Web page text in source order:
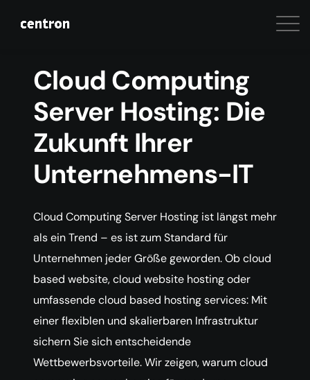
Cloud Computing
Server Hosting: Die
Zukunft Ihrer
Unternehmens-IT
Cloud Computing Server Hosting ist längst mehr
als ein Trend – es ist zum Standard für
Unternehmen jeder Größe geworden. Ob cloud
based website, cloud website hosting oder
umfassende cloud based hosting services: Mit
einer flexiblen und skalierbaren Infrastruktur
sichern Sie sich entscheidende
Wettbewerbsvorteile. Wir zeigen, warum cloud